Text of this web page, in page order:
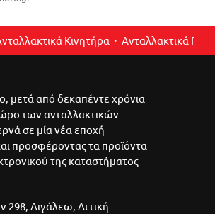
Κινητήρα Ανταλλακτικά
μετά από δεκαπέντε χρόνια
των ανταλλακτικών
σε μία νέα εποχή
προσφέροντας τα προϊόντα
της καταστήματος
Αιγάλεω, Αττική